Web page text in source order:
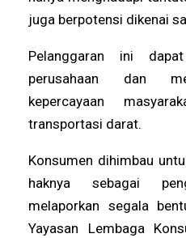
juga berpotensi dikenai
Pelanggaran ini
perusahaan dan
kepercayaan
transportasi darat.
Konsumen dihimbau
haknya sebagai
melaporkan segala
Yayasan Lembaga